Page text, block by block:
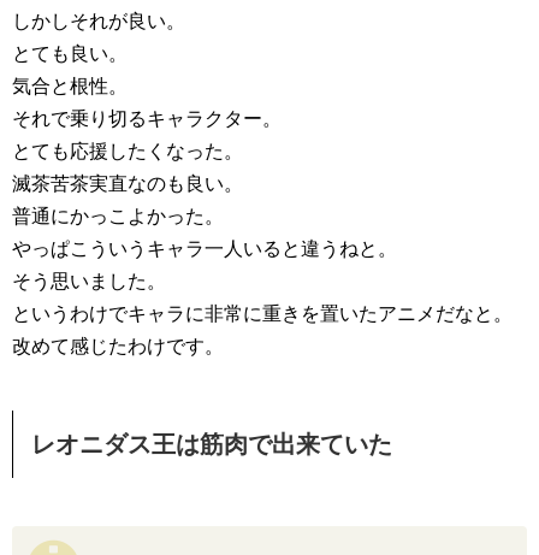
しかしそれが良い。
とても良い。
気合と根性。
それで乗り切るキャラクター。
とても応援したくなった。
滅茶苦茶実直なのも良い。
普通にかっこよかった。
やっぱこういうキャラ一人いると違うねと。
そう思いました。
というわけでキャラに非常に重きを置いたアニメだなと。
改めて感じたわけです。
レオニダス王は筋肉で出来ていた